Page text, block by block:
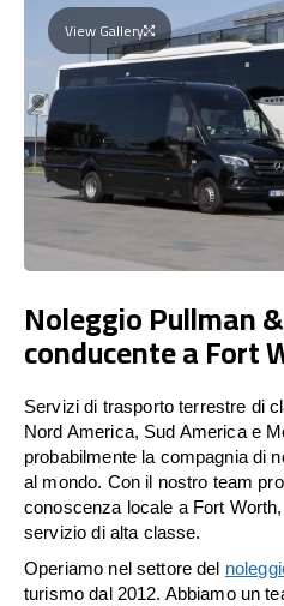
View Gallery
Noleggio Pullman
conducente a Fort
Servizi di trasporto terrestre di
Nord America, Sud America e
probabilmente la compagnia di
al mondo. Con il nostro team
conoscenza locale a Fort
servizio di alta classe.
Operiamo nel settore del
turismo dal 2012. Abbiamo un